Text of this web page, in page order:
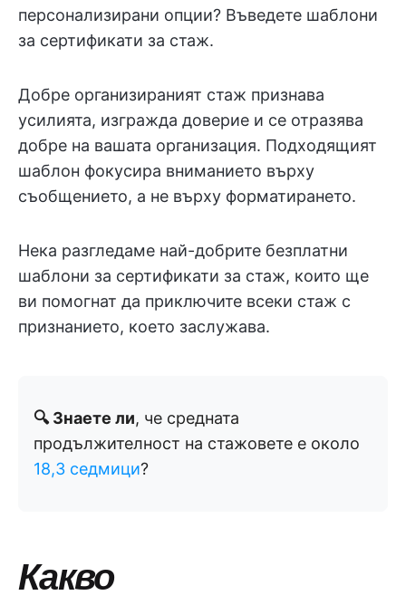
персонализирани опции? Въведете шаблони
за сертификати за стаж.
Добре организираният стаж признава
усилията, изгражда доверие и се отразява
добре на вашата организация. Подходящият
шаблон фокусира вниманието върху
съобщението, а не върху форматирането.
Нека разгледаме най-добрите безплатни
шаблони за сертификати за стаж, които ще
ви помогнат да приключите всеки стаж с
признанието, което заслужава.
🔍 Знаете ли, че средната
продължителност на стажовете е около
18,3 седмици?
Какво